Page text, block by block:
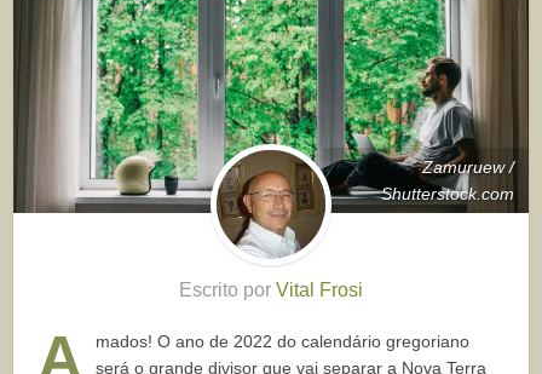
Zamuruew /
Shutterstock.com
Escrito por Vital Frosi
A
mados! O ano de 2022 do calendário gregoriano
será o grande divisor que vai separar a Nova Terra